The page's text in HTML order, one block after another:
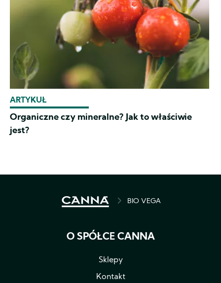
ARTYKUŁ
Organiczne czy mineralne? Jak to właściwie
jest?
BREADCRUMBBIO VEGA
O SPÓŁCE CANNA
Sklepy
Kontakt